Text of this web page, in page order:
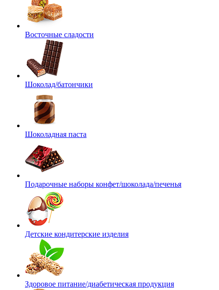
Восточные сладости
Шоколад/батончики
Шоколадная паста
Подарочные наборы конфет/шоколада/печенья
Детские кондитерские изделия
Здоровое питание/диабетическая продукция